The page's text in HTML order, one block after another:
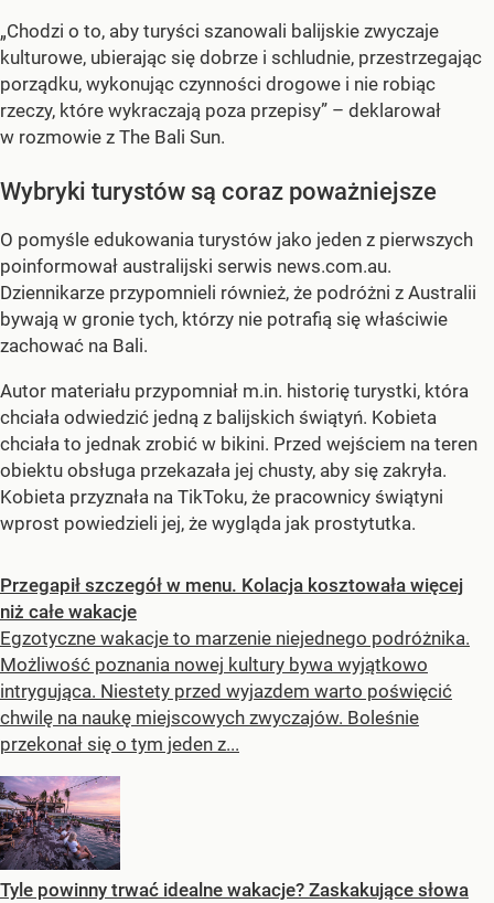
„Chodzi o to, aby turyści szanowali balijskie zwyczaje
kulturowe, ubierając się dobrze i schludnie, przestrzegając
porządku, wykonując czynności drogowe i nie robiąc
rzeczy, które wykraczają poza przepisy” – deklarował
w rozmowie z The Bali Sun.
Wybryki turystów są coraz poważniejsze
O pomyśle edukowania turystów jako jeden z pierwszych
poinformował australijski serwis news.com.au.
Dziennikarze przypomnieli również, że podróżni z Australii
bywają w gronie tych, którzy nie potrafią się właściwie
zachować na Bali.
Autor materiału przypomniał m.in. historię turystki, która
chciała odwiedzić jedną z balijskich świątyń. Kobieta
chciała to jednak zrobić w bikini. Przed wejściem na teren
obiektu obsługa przekazała jej chusty, aby się zakryła.
Kobieta przyznała na TikToku, że pracownicy świątyni
wprost powiedzieli jej, że wygląda jak prostytutka.
Przegapił szczegół w menu. Kolacja kosztowała więcej
niż całe wakacje
Egzotyczne wakacje to marzenie niejednego podróżnika.
Możliwość poznania nowej kultury bywa wyjątkowo
intrygująca. Niestety przed wyjazdem warto poświęcić
chwilę na naukę miejscowych zwyczajów. Boleśnie
przekonał się o tym jeden z...
Tyle powinny trwać idealne wakacje? Zaskakujące słowa